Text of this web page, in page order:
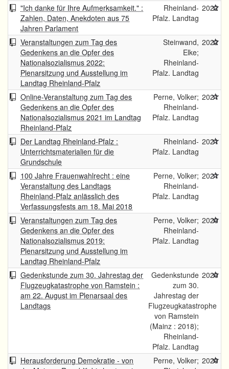
"Ich danke für Ihre Aufmerksamkeit." :
Zahlen, Daten, Anekdoten aus 75
Jahren Parlament
Rheinland-
Pfalz. Landtag
2022
Veranstaltungen zum Tag des
Gedenkens an die Opfer des
Nationalsozialismus 2022:
Plenarsitzung und Ausstellung im
Landtag Rheinland-Pfalz
Steinwand,
Elke;
Rheinland-
Pfalz. Landtag
2022
Online-Veranstaltung zum Tag des
Gedenkens an die Opfer des
Nationalsozialismus 2021 im Landtag
Rheinland-Pfalz
Perne, Volker;
Rheinland-
Pfalz. Landtag
2021
Der Landtag Rheinland-Pfalz :
Unterrichtsmaterialien für die
Grundschule
Rheinland-
Pfalz. Landtag
2021
100 Jahre Frauenwahlrecht : eine
Veranstaltung des Landtags
Rheinland-Pfalz anlässlich des
Verfassungsfests am 18. Mai 2018
Perne, Volker;
Rheinland-
Pfalz. Landtag
2021
Veranstaltungen zum Tag des
Gedenkens an die Opfer des
Nationalsozialismus 2019:
Plenarsitzung und Ausstellung im
Landtag Rheinland-Pfalz
Perne, Volker;
Rheinland-
Pfalz. Landtag
2020
Gedenkstunde zum 30. Jahrestag der
Flugzeugkatastrophe von Ramstein :
am 22. August im Plenarsaal des
Landtags
Gedenkstunde
zum 30.
Jahrestag der
Flugzeugkatastrophe
von Ramstein
(Mainz : 2018);
Rheinland-
Pfalz. Landtag
2020
Herausforderung Demokratie - von
Perne, Volker; 2020